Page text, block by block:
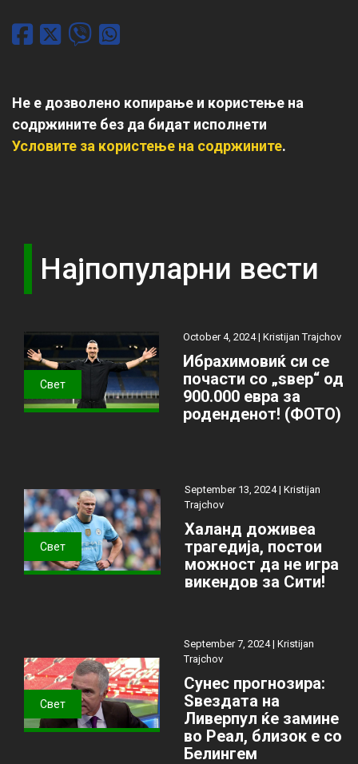
Не е дозволено копирање и користење на
содржините без да бидат исполнети
Условите за користење на содржините.
Најпопуларни вести
Свет
October 4, 2024 |Kristijan Trajchov
Ибрахимовиќ си се
почасти со „ѕвер“ од
900.000 евра за
роденденот! (ФОТО)
Свет
September 13, 2024 | Kristijan
Trajchov
Халанд доживеа
трагедија, постои
можност да не игра
викендов за Сити!
Свет
September 7, 2024 | Kristijan
Trajchov
Сунес прогнозира:
Ѕвездата на
Ливерпул ќе замине
во Реал, близок е со
Белингем